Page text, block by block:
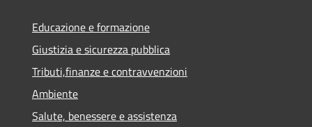
Educazione e formazione
Giustizia e sicurezza pubblica
Tributi,finanze e contravvenzioni
Ambiente
Salute, benessere e assistenza